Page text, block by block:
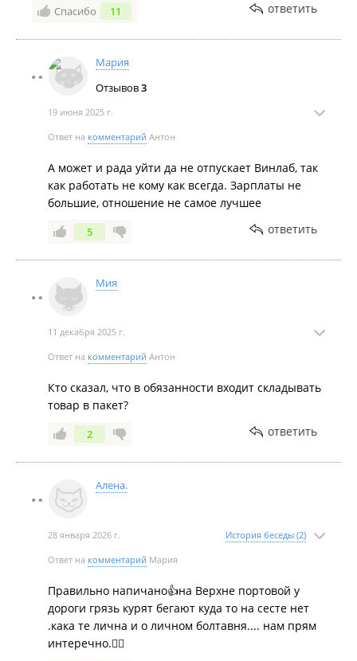
Комментарий:Елена - ваша ложка дегтя в бочке
человек у вас работать! Ну не ее это место! Зачем
вы заставляете? Отпустите человека на биржу труда
Спасибо 11 ответить
Мария
Отзывов3
19 июня 2025 г.
Ответ на комментарий Антон
А может и рада уйти да не отпускает Винлаб, так
как работать не кому как всегда. Зарплаты не
большие, отношение не самое лучшее
5 ответить
Мия
11 декабря 2025 г.
Ответ на комментарий Антон
Кто сказал, что в обязанности входит складывать
товар в пакет?
2 ответить
Алена.
28 января 2026 г. История беседы (2)
Ответ на комментарий Мария
Правильно напичано👍на Верхне портовой у
дороги грязь курят бегают куда то на сесте нет
.кака те лична и о личном болтавня.... нам прям
интеречно.🤷‍♀️